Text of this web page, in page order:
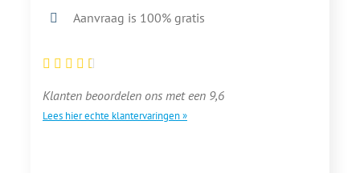
Aanvraag is 100% gratis
Klanten beoordelen ons met een 9,6
Lees hier echte klantervaringen »